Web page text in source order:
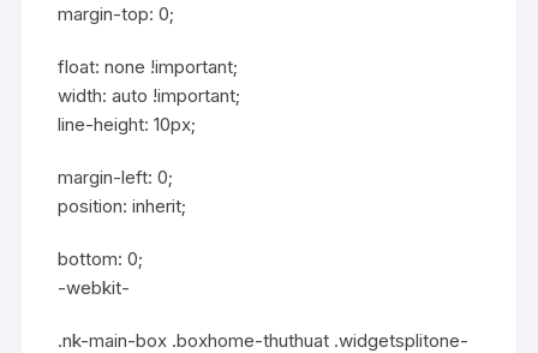
margin-top: 0;
float: none !important;
width: auto !important;
line-height: 10px;
margin-left: 0;
position: inherit;
bottom: 0;
-webkit-
.nk-main-box .boxhome-thuthuat .widgetsplitone-